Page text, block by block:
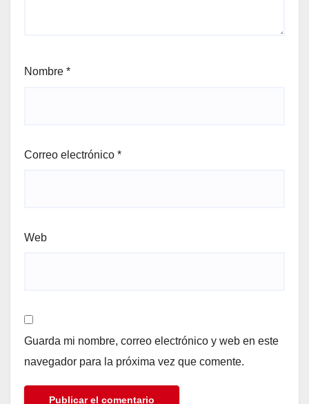
Nombre *
Correo electrónico *
Web
Guarda mi nombre, correo electrónico y web en este
navegador para la próxima vez que comente.